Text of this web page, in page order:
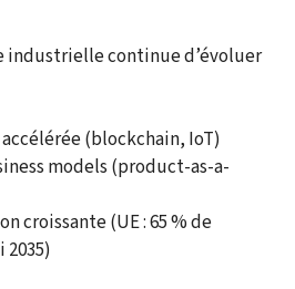
industrielle continue d’évoluer
(blockchain, IoT)
models (product-as-a-
croissante (UE : 65 % de
2035)